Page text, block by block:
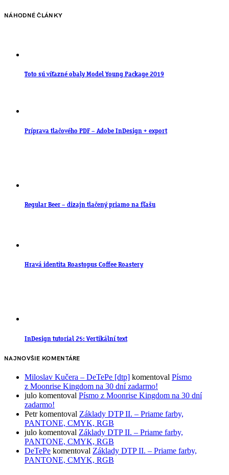
NÁHODNÉ ČLÁNKY
Toto sú víťazné obaly Model Young Package 2019
Príprava tlačového PDF – Adobe InDesign + export
Regular Beer – dizajn tlačený priamo na fľašu
Hravá identita Roastopus Coffee Roastery
InDesign tutorial 25: Vertikální text
NAJNOVŠIE KOMENTÁRE
Miloslav Kučera – DeTePe [dtp] komentoval Písmo
z Moonrise Kingdom na 30 dní zadarmo!
julo komentoval Písmo z Moonrise Kingdom na 30 dní
zadarmo!
Petrkomentoval Základy DTP II. – Priame farby,
PANTONE, CMYK, RGB
julo komentoval Základy DTP II. – Priame farby,
PANTONE, CMYK, RGB
DeTePe komentoval Základy DTP II. – Priame farby,
PANTONE, CMYK, RGB